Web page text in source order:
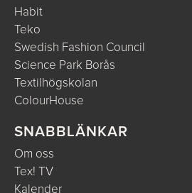
Habit
Teko
Swedish Fashion Council
Science Park Borås
Textilhögskolan
ColourHouse
SNABBLÄNKAR
Om oss
Tex! TV
Kalender